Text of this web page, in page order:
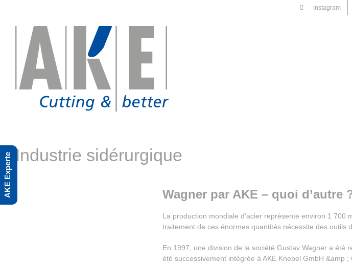
content
Instagram
Industrie sidérurgique
Wagner par AKE –quoi d’autre
La production mondiale d’acier représente environ 1 700
traitement de ces énormes quantités nécessite des outils
En 1997, une division de la société Gustav Wagner a été
été successivement intégrée à AKE Knebel GmbH &amp ;
AKE Experte